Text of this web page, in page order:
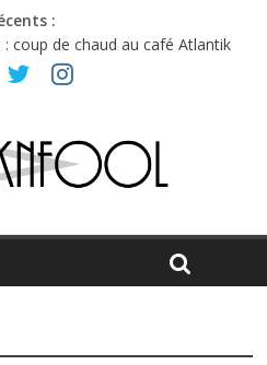
:
coup de chaud au café Atlantik
et émotions en hausse
de choisir entre chaleur et bonne
: entre bière, métal et
de pop du Professeur Puth